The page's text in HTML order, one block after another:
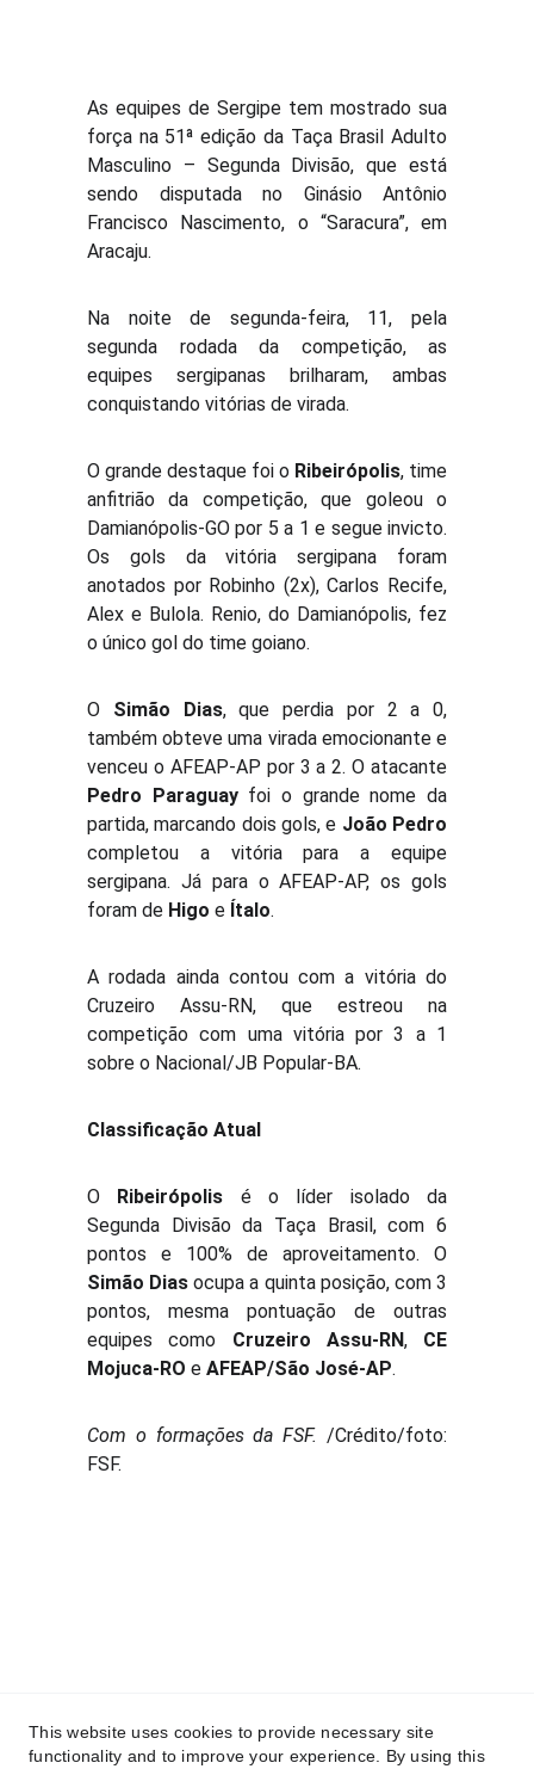
As equipes de Sergipe tem mostrado sua
força na 51ª edição da Taça Brasil Adulto
Masculino – Segunda Divisão, que está
sendo disputada no Ginásio Antônio
Francisco Nascimento, o “Saracura”, em
Aracaju.
Na noite de segunda-feira, 11, pela
segunda rodada da competição, as
equipes sergipanas brilharam, ambas
conquistando vitórias de virada.
O grande destaque foi o Ribeirópolis, time
anfitrião da competição, que goleou o
Damianópolis-GO por 5 a 1 e segue invicto.
Os gols da vitória sergipana foram
anotados por Robinho (2x), Carlos Recife,
Alex e Bulola. Renio, do Damianópolis, fez
o único gol do time goiano.
O Simão Dias, que perdia por 2 a 0,
também obteve uma virada emocionante e
venceu o AFEAP-AP por 3 a 2. O atacante
Pedro Paraguayfoi o grande nome da
partida, marcando dois gols, e João Pedro
completou a vitória para a equipe
sergipana. Já para o AFEAP-AP, os gols
foram de Higo e Ítalo.
A rodada ainda contou com a vitória do
Cruzeiro Assu-RN, que estreou na
competição com uma vitória por 3 a 1
sobre o Nacional/JB Popular-BA.
Classificação Atual
O Ribeirópolis é o líder isolado da
Segunda Divisão da Taça Brasil, com 6
pontos e 100% de aproveitamento. O
Simão Dias ocupa a quinta posição, com 3
pontos, mesma pontuação de outras
equipes como Cruzeiro Assu-RN, CE
Mojuca-RO e AFEAP/São José-AP.
Com o formações da FSF. /Crédito/foto:
FSF.
This website uses cookies to provide necessary site
functionality and to improve your experience. By using this